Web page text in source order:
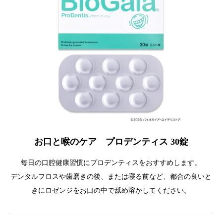
お口と喉のケア プロデンティス 30錠
毎日の口腔健康習慣にプロデンティスをおすすめします。
デンタルフロスや歯磨きの後、または寝る前など、都合の良いと
きにロゼンジをお口の中で舐め溶かしてください。